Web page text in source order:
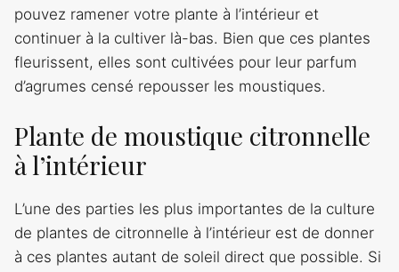
pouvez ramener votre plante à l’intérieur et
continuer à la cultiver là-bas. Bien que ces plantes
fleurissent, elles sont cultivées pour leur parfum
d’agrumes censé repousser les moustiques.
Plante de moustique citronnelle
à l’intérieur
L’une des parties les plus importantes de la culture
de plantes de citronnelle à l’intérieur est de donner
à ces plantes autant de soleil direct que possible. Si